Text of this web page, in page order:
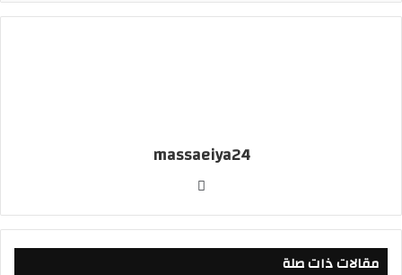
massaeiya24
مقالات ذات صلة